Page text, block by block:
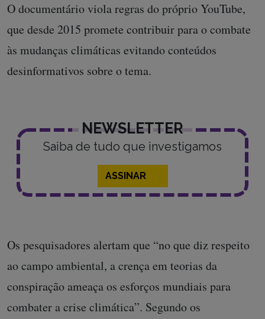
O documentário viola regras do próprio YouTube,
que desde 2015 promete contribuir para o combate
às mudanças climáticas evitando conteúdos
desinformativos sobre o tema.
NEWSLETTER
Saiba de tudo que investigamos
ASSINAR
Os pesquisadores alertam que “no que diz respeito
ao campo ambiental, a crença em teorias da
conspiração ameaça os esforços mundiais para
combater a crise climática”. Segundo os